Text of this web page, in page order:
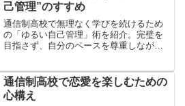
己管理”のすすめ
通信制高校で無理なく学びを続けるため
の「ゆるい自己管理」術を紹介。完璧を
目指さず、自分のペースを尊重しながら
通信制高校で恋愛を楽しむための
心構え